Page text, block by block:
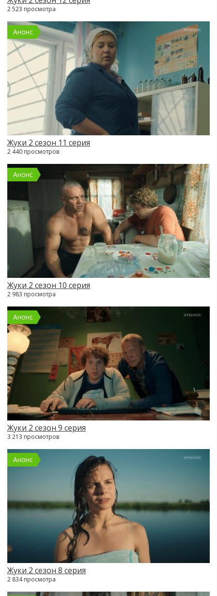
2 523 просмотра
Анонс
Жуки 2 сезон 11 серия
2 440 просмотров
Анонс
Жуки 2 сезон 10 серия
2 983 просмотра
Анонс
Жуки 2 сезон 9 серия
3 213 просмотров
Анонс
Жуки 2 сезон 8 серия
2 834 просмотра